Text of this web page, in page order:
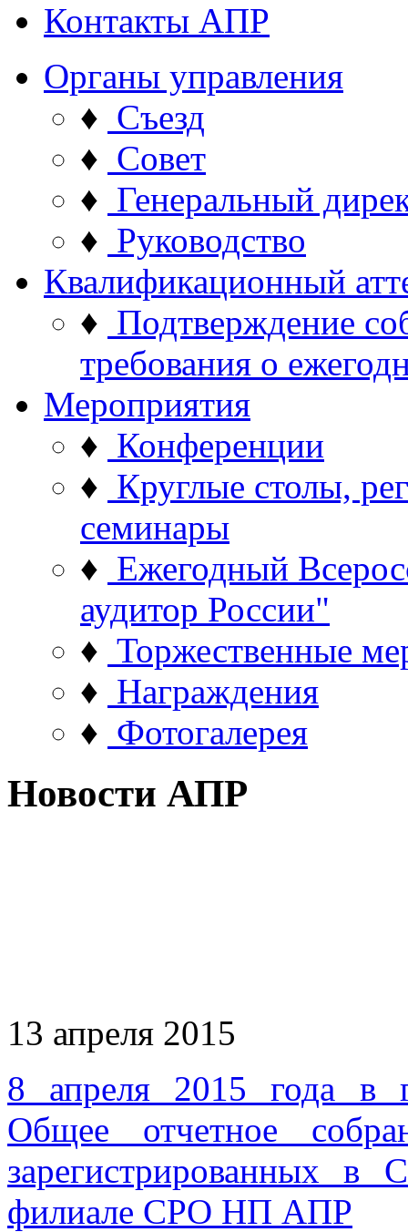
Контакты АПР
Органы управления
♦ Съезд
♦ Совет
♦ Генеральный
♦ Руководство
Квалификационный
♦ Подтверждение
требования о
Мероприятия
♦ Конференции
♦ Круглые столы,
семинары
♦ Ежегодный
аудитор России"
♦ Торжественные
♦ Награждения
♦ Фотогалерея
Новости АПР
13 апреля 2015
8 апреля 2015 года в
Общее отчетное
зарегистрированных в
филиале СРО НП АПР